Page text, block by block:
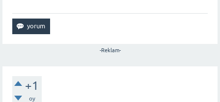
-Reklam-
+1
oy